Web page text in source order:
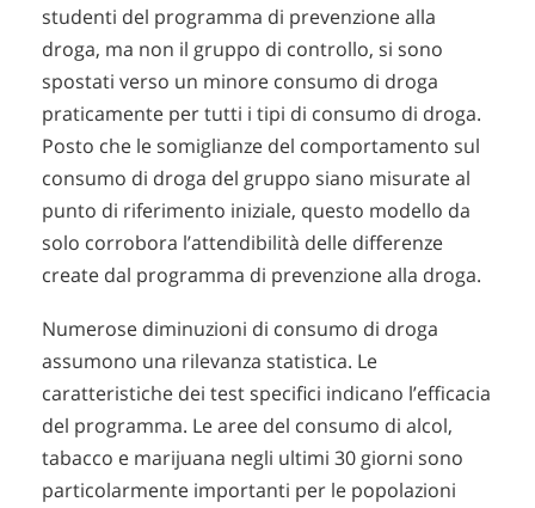
studenti del programma di prevenzione alla
droga, ma non il gruppo di controllo, si sono
spostati verso un minore consumo di droga
praticamente per tutti i tipi di consumo di droga.
Posto che le somiglianze del comportamento sul
consumo di droga del gruppo siano misurate al
punto di riferimento iniziale, questo modello da
solo corrobora l’attendibilità delle differenze
create dal programma di prevenzione alla droga.
Numerose diminuzioni di consumo di droga
assumono una rilevanza statistica. Le
caratteristiche dei test specifici indicano l’efficacia
del programma. Le aree del consumo di alcol,
tabacco e marijuana negli ultimi 30 giorni sono
particolarmente importanti per le popolazioni